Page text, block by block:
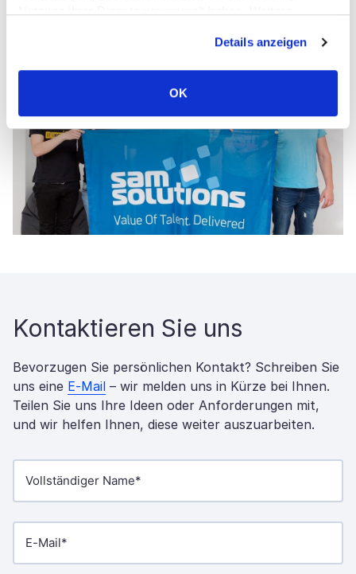
Details anzeigen
OK
Planung.
Kontaktieren Sie uns
Bevorzugen Sie persönlichen Kontakt? Schreiben Sie
uns eine E-Mail – wir melden uns in Kürze bei Ihnen.
Teilen Sie uns Ihre Ideen oder Anforderungen mit,
und wir helfen Ihnen, diese weiter auszuarbeiten.